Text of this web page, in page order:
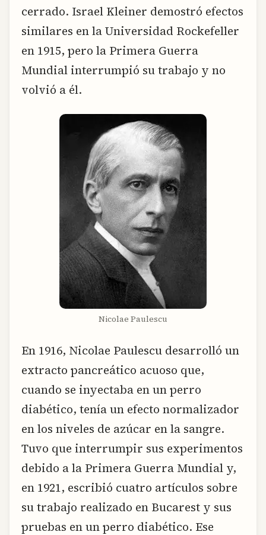
cerrado. Israel Kleiner demostró efectos
similares en la Universidad Rockefeller
en 1915, pero la Primera Guerra
Mundial interrumpió su trabajo y no
volvió a él.
Nicolae Paulescu
En 1916, Nicolae Paulescu desarrolló un
extracto pancreático acuoso que,
cuando se inyectaba en un perro
diabético, tenía un efecto normalizador
en los niveles de azúcar en la sangre.
Tuvo que interrumpir sus experimentos
debido a la Primera Guerra Mundial y,
en 1921, escribió cuatro artículos sobre
su trabajo realizado en Bucarest y sus
pruebas en un perro diabético. Ese